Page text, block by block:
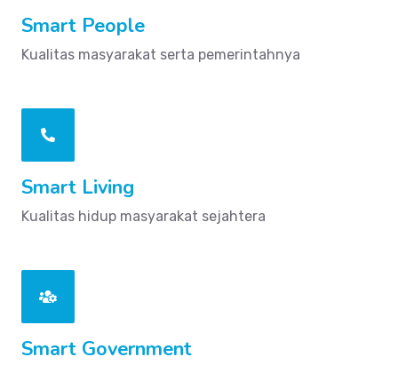
Smart People
Kualitas masyarakat serta pemerintahnya
Smart Living
Kualitas hidup masyarakat sejahtera
Smart Government